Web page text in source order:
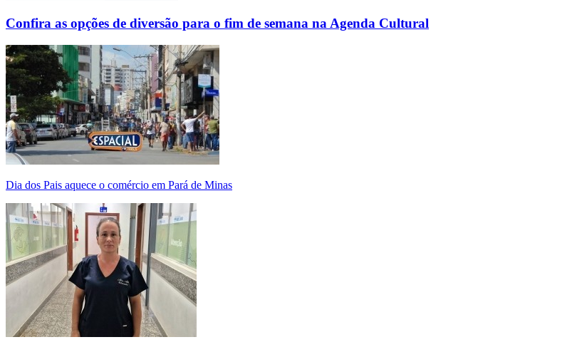
Confira as opções de diversão para o fim de semana na Agenda Cultural
Dia dos Pais aquece o comércio em Pará de Minas